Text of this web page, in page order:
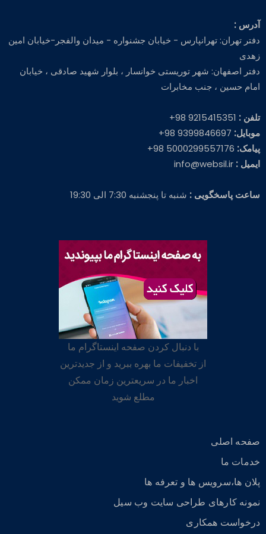
آدرس :
دفتر تهران: تهرانپارس - خیابان جشنواره - میدان والفجر-خیابان امین
زهدی
دفتر اصفهان: شهر توریستی خوانسار ، بلوار شهید صادقی ، خیابان
امام حسین ، جنب مخابرات
تلفن :
موبایل:
پیامک:
ایمیل :
ساعت پاسخگویی : شنبه تا پنجشنبه 7:30 الی 19:30
با دنبال کردن صفحه اینستاگرام ما
از تخفیفات ما بهره ببرید و از جدیدترین
اخبار ما در سریعترین زمان ممکن
مطلع شوید
صفحه اصلی
خدمات ما
پلان ها،سرویس ها و تعرفه ها
نمونه کارهای طراحی سایت وب سیل
درخواست همکاری